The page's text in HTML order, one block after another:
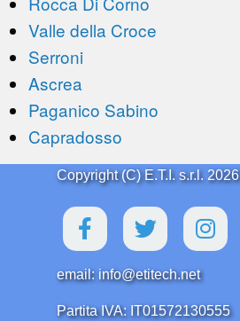
Valle della Croce
Serroni
Ascrea
Paganico Sabino
Capradosso
Copyright (C) E.T.I. s.r.l. 2026
email: info@etitech.net
Partita IVA: IT01572130555